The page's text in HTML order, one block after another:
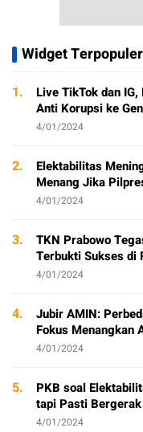
Widget Terpopuler
1.
Live TikTok dan
Anti Korupsi ke
4/01/2024
2.
Elektabilitas
Menang Jika
4/01/2024
3.
TKN Prabowo
Terbukti Sukses di
4/01/2024
4.
Jubir AMIN:
Fokus Menangkan
4/01/2024
5.
PKB soal
tapi Pasti
4/01/2024